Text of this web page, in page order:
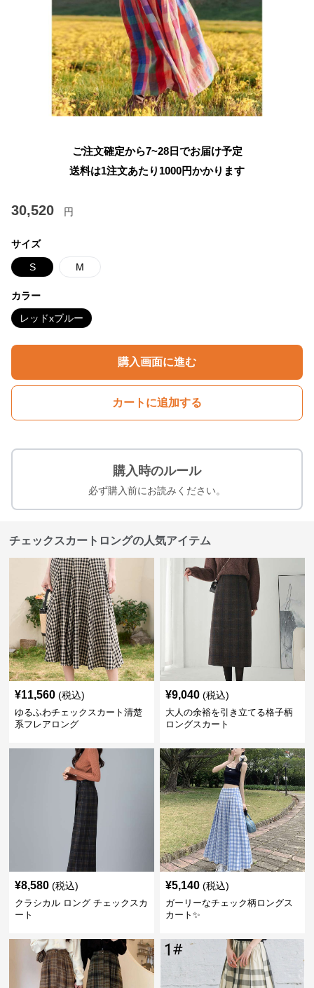
ご注文確定から7~28日でお届け予定
送料は1注文あたり 1000円かかります
30,520 円
サイズ
S M
カラー
レッドxブルー
購入画面に進む
カートに追加する
購入時のルール
必ず購入前にお読みください。
チェックスカートロングの人気アイテム
¥11,560 (税込)
ゆるふわチェックスカート清楚
系フレアロング
¥9,040 (税込)
大人の余裕を引き立てる格子柄
ロングスカート
¥8,580 (税込)
クラシカル ロング チェックスカ
ート
¥5,140 (税込)
ガーリーなチェック柄ロングス
カート✨